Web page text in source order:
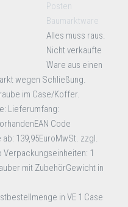
Posten
Baumarktware
Alles muss raus.
Nicht verkaufte
Ware aus einen
wegen Schließung.
im Case/Koffer.
Lieferumfang:
Code
139,95EuroMwSt. zzgl.
Verpackungseinheiten: 1
mit ZubehörGewicht in
in VE 1 Case